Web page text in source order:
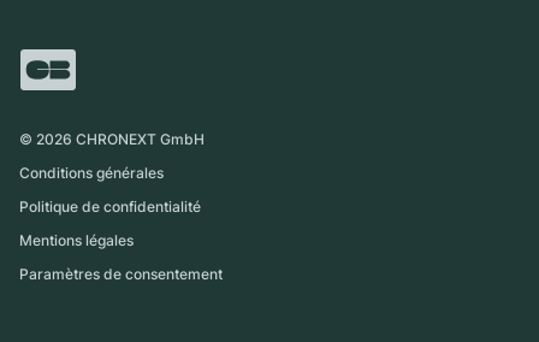
International
Magazine
Retrait sur place
© 2026 CHRONEXT GmbH
Conditions générales
Politique de confidentialité
Mentions légales
Paramètres de consentement